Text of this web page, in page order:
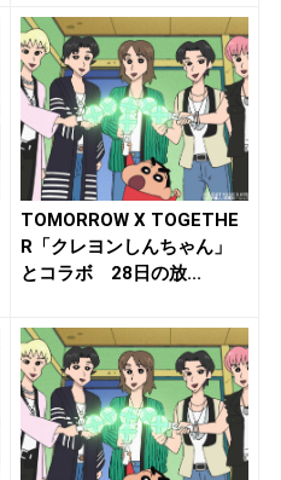
TOMORROW X TOGETHE
R「クレヨンしんちゃん」
とコラボ 28日の放...